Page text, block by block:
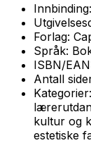
Innbinding:
Forlag:
Språk:
ISBN/
Antall
Kategorier:
kultur og
estetiske